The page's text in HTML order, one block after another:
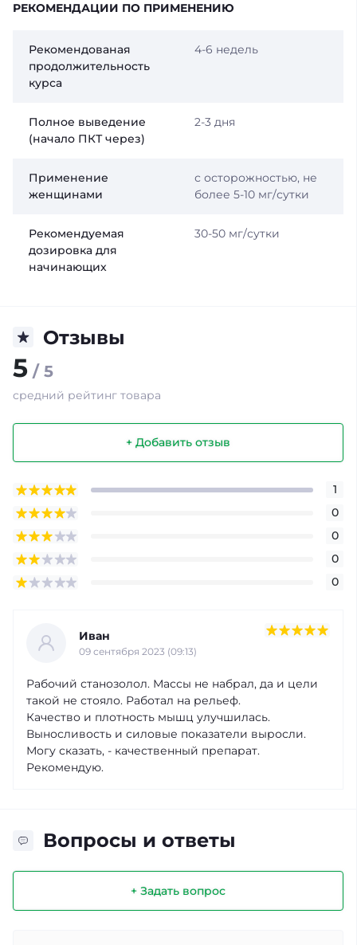
РЕКОМЕНДАЦИИ ПО ПРИМЕНЕНИЮ
Рекомендованая
продолжительность
курса
4-6 недель
Полное выведение
(начало ПКТ через)
2-3 дня
Применение
женщинами
с осторожностью, не
более 5-10 мг/сутки
Рекомендуемая
дозировка для
начинающих
30-50 мг/сутки
Отзывы
5 / 5
средний рейтинг товара
+ Добавить отзыв
1
0
0
0
0
Иван
09 сентября 2023 (09:13)
Рабочий станозолол. Массы не набрал, да и цели
такой не стояло. Работал на рельеф.
Качество и плотность мышц улучшилась.
Выносливость и силовые показатели выросли.
Могу сказать, - качественный препарат.
Рекомендую.
Вопросы и ответы
+ Задать вопрос